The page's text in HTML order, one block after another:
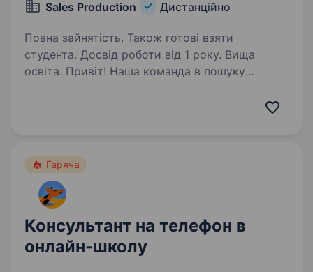
Sales Production Дистанційно
Повна зайнятість. Також готові взяти
студента. Досвід роботи від 1 року. Вища
освіта. Привіт! Наша команда в пошуку
менеджера-діагноста. Якщо у тебе є досвід
чеком та закривати…
Гаряча
Консультант на телефон в
онлайн-школу